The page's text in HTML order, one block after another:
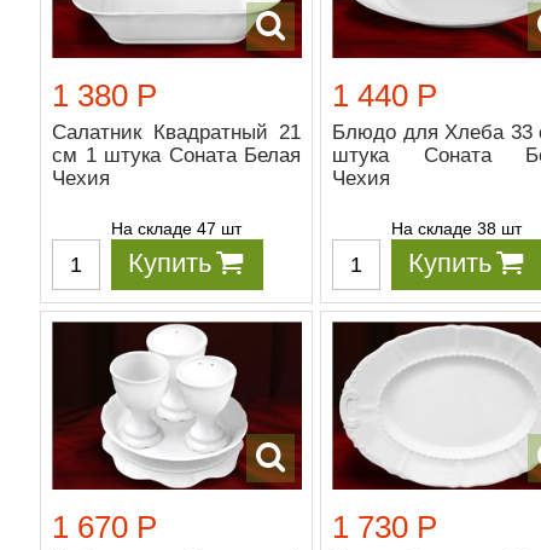
1 380 Р
Салатник Квадратный 21
см 1 штука Соната Белая
Чехия
На складе 47 шт
Купить
1 440 Р
Блюдо для Хлеба 33
штука Соната
Чехия
На складе 38 шт
Купить
1 670 Р 1 730 Р